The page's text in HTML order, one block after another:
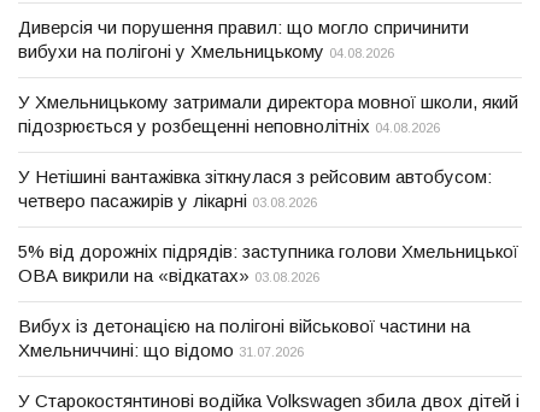
Диверсія чи порушення правил: що могло спричинити
вибухи на полігоні у Хмельницькому 04.08.2026
У Хмельницькому затримали директора мовної школи, який
підозрюється у розбещенні неповнолітніх 04.08.2026
У Нетішині вантажівка зіткнулася з рейсовим автобусом:
четверо пасажирів у лікарні 03.08.2026
5% від дорожніх підрядів: заступника голови Хмельницької
ОВА викрили на «відкатах» 03.08.2026
Вибух із детонацією на полігоні військової частини на
Хмельниччині: що відомо 31.07.2026
У Старокостянтинові водійка Volkswagen збила двох дітей і